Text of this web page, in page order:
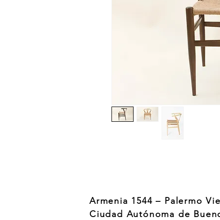
Armenia 1544 – Palermo
Ciudad Autónoma de